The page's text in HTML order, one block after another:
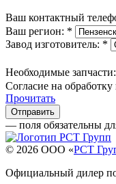
Ваш контактный
Ваш регион: *
Завод изготовитель: *
Необходимые запчасти:
Согласие на
Прочитать
— поля обязательны
© 2026 OOO «РСТ
Официальный дилер